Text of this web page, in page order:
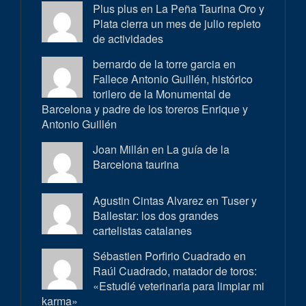
Plus plus en La Peña Taurina Oro y
Plata cierra un mes de julio repleto
de actividades
bernardo de la torre garcia en
Fallece Antonio Guillén, histórico
torilero de la Monumental de
Barcelona y padre de los toreros Enrique y
Antonio Guillén
Joan Millán en La guía de la
Barcelona taurina
Agustin Cintas Alvarez en Tuser y
Ballestar: los dos grandes
cartelistas catalanes
Sébastien Porfirio Cuadrado en
Raúl Cuadrado, matador de toros:
«Estudié veterinaria para limpiar mi
karma»